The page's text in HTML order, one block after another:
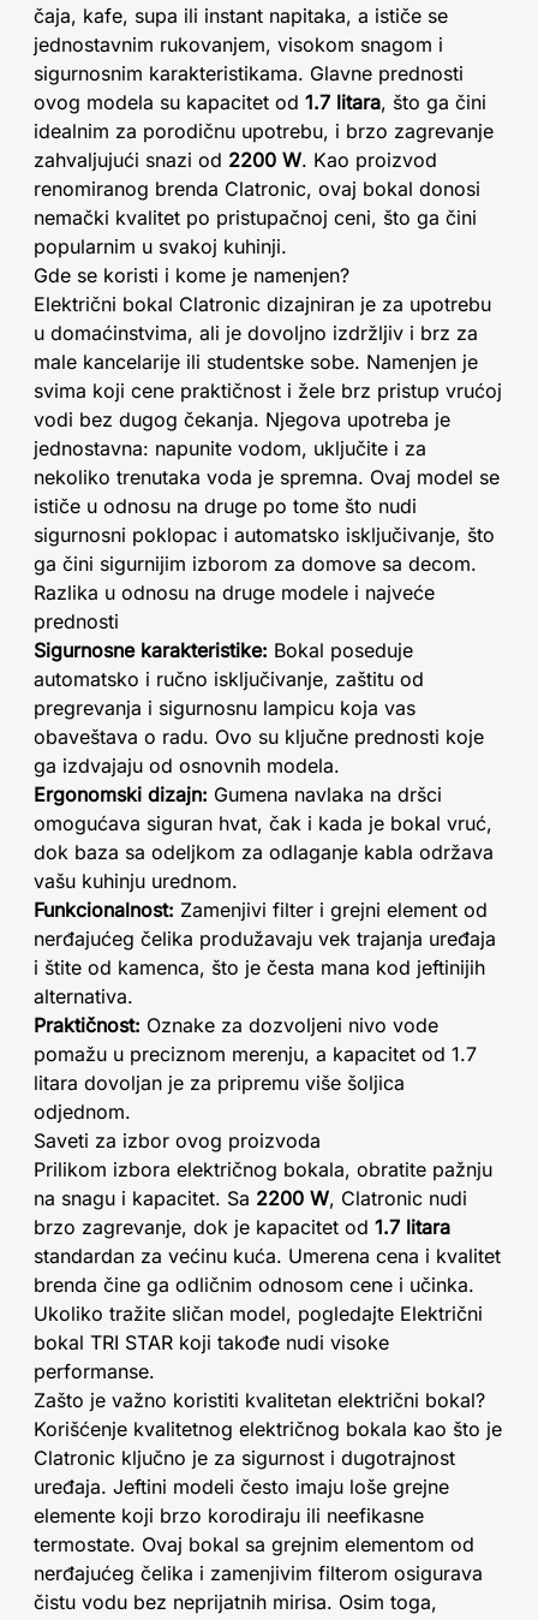
čaja, kafe, supa ili instant napitaka, a ističe se
jednostavnim rukovanjem, visokom snagom i
sigurnosnim karakteristikama. Glavne prednosti
ovog modela su kapacitet od 1.7 litara, što ga čini
idealnim za porodičnu upotrebu, i brzo zagrevanje
zahvaljujući snazi od 2200 W. Kao proizvod
renomiranog brenda Clatronic, ovaj bokal donosi
nemački kvalitet po pristupačnoj ceni, što ga čini
popularnim u svakoj kuhinji.
Gde se koristi i kome je namenjen?
Električni bokal Clatronic dizajniran je za upotrebu
u domaćinstvima, ali je dovoljno izdržljiv i brz za
male kancelarije ili studentske sobe. Namenjen je
svima koji cene praktičnost i žele brz pristup vrućoj
vodi bez dugog čekanja. Njegova upotreba je
jednostavna: napunite vodom, uključite i za
nekoliko trenutaka voda je spremna. Ovaj model se
ističe u odnosu na druge po tome što nudi
sigurnosni poklopac i automatsko isključivanje, što
ga čini sigurnijim izborom za domove sa decom.
Razlika u odnosu na druge modele i najveće
prednosti
Sigurnosne karakteristike: Bokal poseduje
automatsko i ručno isključivanje, zaštitu od
pregrevanja i sigurnosnu lampicu koja vas
obaveštava o radu. Ovo su ključne prednosti koje
ga izdvajaju od osnovnih modela.
Ergonomski dizajn: Gumena navlaka na dršci
omogućava siguran hvat, čak i kada je bokal vruć,
dok baza sa odeljkom za odlaganje kabla održava
vašu kuhinju urednom.
Funkcionalnost: Zamenjivi filter i grejni element od
nerđajućeg čelika produžavaju vek trajanja uređaja
i štite od kamenca, što je česta mana kod jeftinijih
alternativa.
Praktičnost: Oznake za dozvoljeni nivo vode
pomažu u preciznom merenju, a kapacitet od 1.7
litara dovoljan je za pripremu više šoljica
odjednom.
Saveti za izbor ovog proizvoda
Prilikom izbora električnog bokala, obratite pažnju
na snagu i kapacitet. Sa 2200 W, Clatronic nudi
brzo zagrevanje, dok je kapacitet od 1.7 litara
standardan za većinu kuća. Umerena cena i kvalitet
brenda čine ga odličnim odnosom cene i učinka.
Ukoliko tražite sličan model, pogledajte Električni
bokal TRI STAR koji takođe nudi visoke
performanse.
Zašto je važno koristiti kvalitetan električni bokal?
Korišćenje kvalitetnog električnog bokala kao što je
Clatronic ključno je za sigurnost i dugotrajnost
uređaja. Jeftini modeli često imaju loše grejne
elemente koji brzo korodiraju ili neefikasne
termostate. Ovaj bokal sa grejnim elementom od
nerđajućeg čelika i zamenjivim filterom osigurava
čistu vodu bez neprijatnih mirisa. Osim toga,